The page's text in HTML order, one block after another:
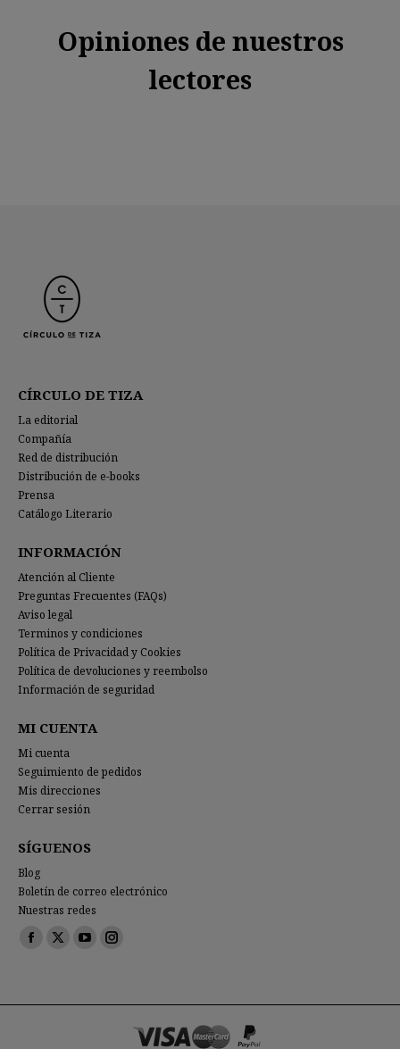
Opiniones de nuestros
lectores
CÍRCULO DE TIZA
La editorial
Compañía
Red de distribución
Distribución de e-books
Prensa
Catálogo Literario
INFORMACIÓN
Atención al Cliente
Preguntas Frecuentes (FAQs)
Aviso legal
Terminos y condiciones
Política de Privacidad y Cookies
Política de devoluciones y reembolso
Información de seguridad
MI CUENTA
Mi cuenta
Seguimiento de pedidos
Mis direcciones
Cerrar sesión
SÍGUENOS
Blog
Boletín de correo electrónico
Nuestras redes
Encuéntranos en:
Facebook
X
YouTubeInstagram